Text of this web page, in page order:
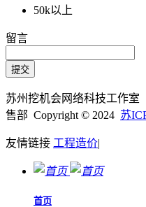
50k以上
留言
苏州挖机会网络科技工作室
售部 Copyright © 2024 苏
友情链接 工程造价|
首页